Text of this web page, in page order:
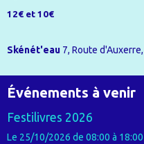
12€ et 10€
Skénét'eau 7, Route
Événements à venir
Festilivres 2026
Le 25/10/2026 de 08:00 à 18:00